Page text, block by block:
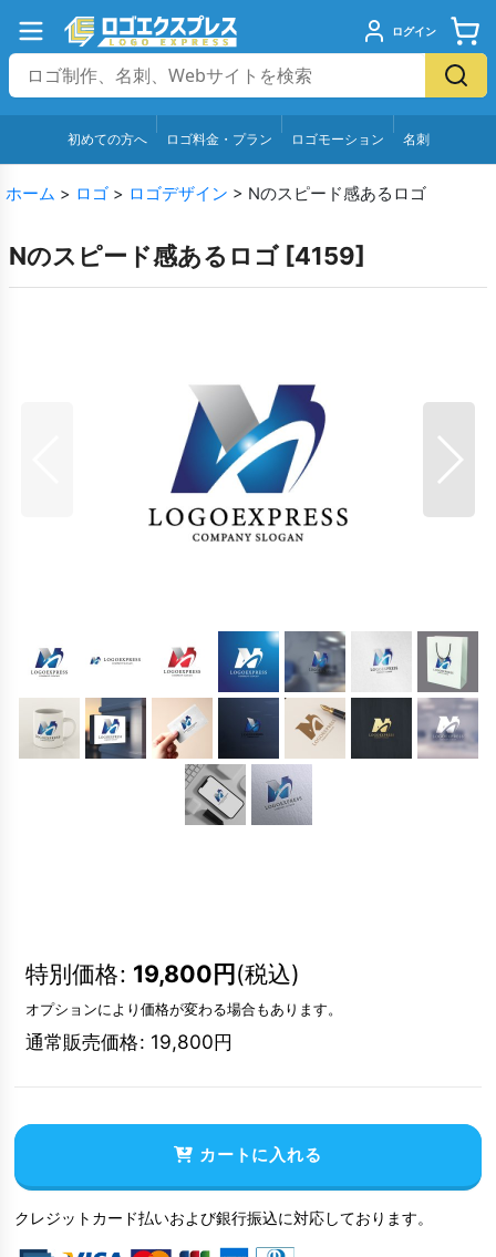
ログイン
初めての方へ ロゴ料金・プラン ロゴモーション 名刺
ホーム > ロゴ > ロゴデザイン > Nのスピード感あるロゴ
Nのスピード感あるロゴ [4159]
特別価格: 19,800円(税込)
オプションにより価格が変わる場合もあります。
通常販売価格: 19,800円
カートに入れる
クレジットカード払いおよび銀行振込に対応しております。